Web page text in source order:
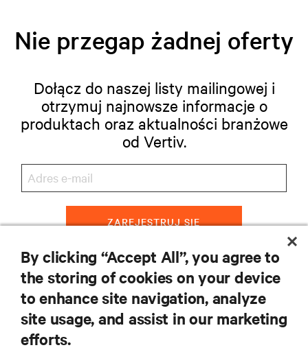
Nie przegap żadnej oferty
Dołącz do naszej listy mailingowej i
otrzymuj najnowsze informacje o
produktach oraz aktualności branżowe
od Vertiv.
ZAREJESTRUJ SIĘ
ZASOBY
WSPARCIE
By clicking “Accept All”, you agree to
the storing of cookies on your device
to enhance site navigation, analyze
site usage, and assist in our marketing
efforts.